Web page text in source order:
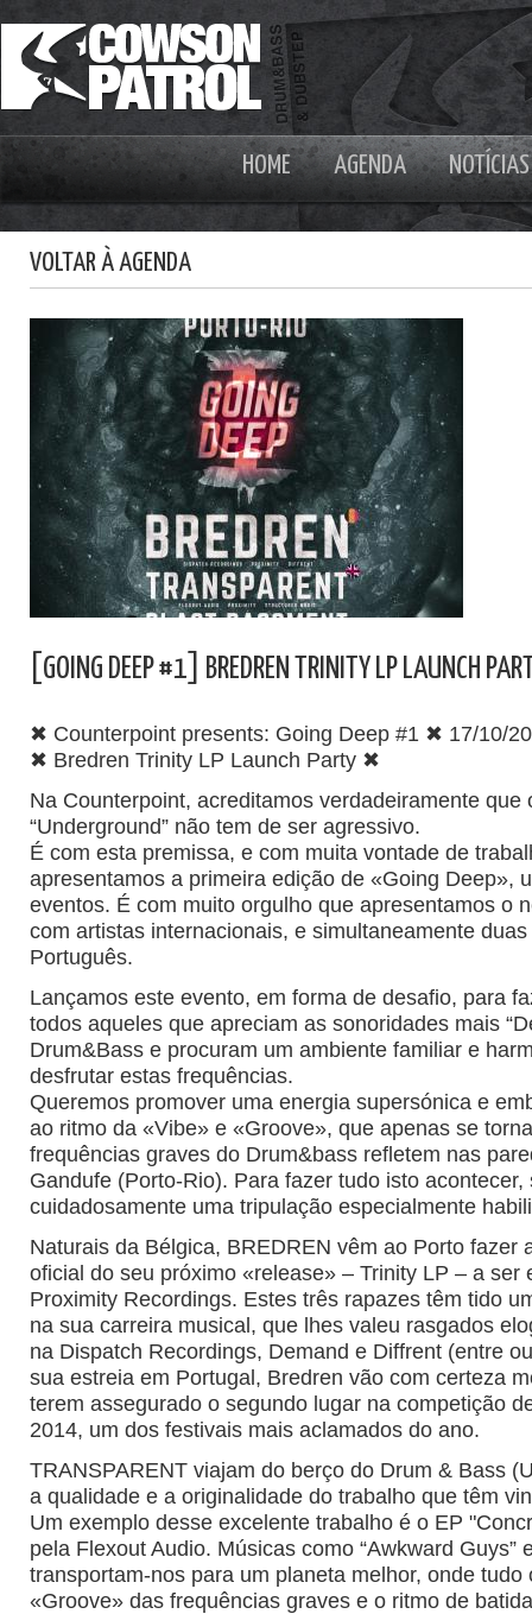
HOME AGENDA NOTÍCIAS
VOLTAR À AGENDA
[GOING DEEP #1] BREDREN TRINITY LP LAUNCH
✖ Counterpoint presents: Going Deep #1 ✖ 17/10/
✖ Bredren Trinity LP Launch Party ✖
Na Counterpoint, acreditamos verdadeiramente que
“Underground” não tem de ser agressivo.
É com esta premissa, e com muita vontade de
apresentamos a primeira edição de «Going Deep»,
eventos. É com muito orgulho que apresentamos o
com artistas internacionais, e simultaneamente
Português.
Lançamos este evento, em forma de desafio, para
todos aqueles que apreciam as sonoridades mais
Drum&Bass e procuram um ambiente familiar e
desfrutar estas frequências.
Queremos promover uma energia supersónica e
ao ritmo da «Vibe» e «Groove», que apenas se
frequências graves do Drum&bass refletem nas
Gandufe (Porto-Rio). Para fazer tudo isto acontecer,
cuidadosamente uma tripulação especialmente
Naturais da Bélgica, BREDREN vêm ao Porto fazer
oficial do seu próximo «release» – Trinity LP – a ser
Proximity Recordings. Estes três rapazes têm tido
na sua carreira musical, que lhes valeu rasgados
na Dispatch Recordings, Demand e Diffrent (entre
sua estreia em Portugal, Bredren vão com certeza
terem assegurado o segundo lugar na competição
2014, um dos festivais mais aclamados do ano.
TRANSPARENT viajam do berço do Drum & Bass
a qualidade e a originalidade do trabalho que têm
Um exemplo desse excelente trabalho é o EP
pela Flexout Audio. Músicas como “Awkward Guys”
transportam-nos para um planeta melhor, onde tudo
«Groove» das frequências graves e o ritmo de